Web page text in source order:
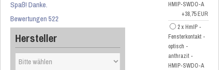
Spaß! Danke.
Bewertungen 522
Hersteller
HMIP-SWDO-A
+38,75 EUR
2 x HmIP -
Fensterkontakt -
optisch -
anthrazit -
HMIP-SWDO-A